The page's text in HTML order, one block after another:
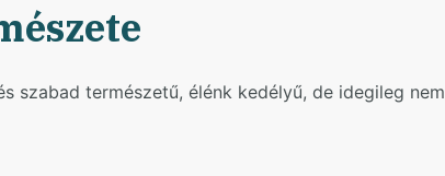
szabad természetű, élénk kedélyű, de idegileg nem